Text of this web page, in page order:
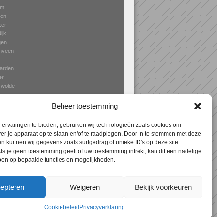
Beheer toestemming
ervaringen te bieden, gebruiken wij technologieën zoals cookies om
je apparaat op te slaan en/of te raadplegen. Door in te stemmen met deze
kunnen wij gegevens zoals surfgedrag of unieke ID's op deze site
je geen toestemming geeft of uw toestemming intrekt, kan dit een nadelige
op bepaalde functies en mogelijkheden.
Weigeren Bekijk voorkeuren
Cookiebeleid Privacyverklaring
> Aanbouw Dokkum – specialist in
erkers en veranda’s!